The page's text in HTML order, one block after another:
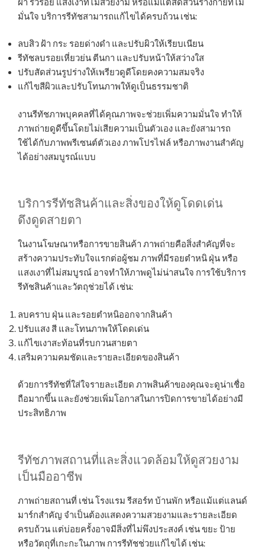
ฝ้า ริ้วรอย แสงเงาที่ไม่สวยงาม หรือแม้แต่สัดส่วนร่างกายที่ไม่
มั่นใจ บริการรีทัชสามารถแก้ไขได้ครบถ้วน เช่น:
ลบสิว ฝ้า กระ รอยด่างดำ และปรับผิวให้เรียบเนียน
รีทัชลบรอยเหี่ยวย่น ตีนกา และปรับหน้าให้สว่างใส
ปรับสัดส่วนรูปร่างให้เพรียวดูดีโดยคงความสมจริง
แก้ไขสีผิวและปรับโทนภาพให้ดูเป็นธรรมชาติ
งานรีทัชภาพบุคคลที่ได้คุณภาพจะช่วยเพิ่มความมั่นใจ ทำให้
ภาพถ่ายดูดีขึ้นโดยไม่เสียความเป็นตัวเอง และยังสามารถ
ใช้ได้กับภาพพรีเซนต์ตัวเอง ภาพโปรไฟล์ หรือภาพงานสำคัญ
ได้อย่างสมบูรณ์แบบ
บริการรีทัชสินค้าและสิ่งของให้ดูโดดเด่น
ดึงดูดสายตา
ในงานโฆษณาหรือการขายสินค้า ภาพถ่ายคือสิ่งสำคัญที่จะ
สร้างความประทับใจแรกต่อผู้ชม ภาพที่มีรอยตำหนิ ฝุ่น หรือ
แสงเงาที่ไม่สมบูรณ์ อาจทำให้ภาพดูไม่น่าสนใจ การใช้บริการ
รีทัชสินค้าและวัตถุช่วยได้ เช่น:
ลบคราบ ฝุ่น และรอยตำหนิออกจากสินค้า
ปรับแสง สี และโทนภาพให้โดดเด่น
แก้ไขเงาสะท้อนที่รบกวนสายตา
เสริมความคมชัดและรายละเอียดของสินค้า
ด้วยการรีทัชที่ใส่ใจรายละเอียด ภาพสินค้าของคุณจะดูน่าเชื่อ
ถือมากขึ้น และยังช่วยเพิ่มโอกาสในการปิดการขายได้อย่างมี
ประสิทธิภาพ
รีทัชภาพสถานที่และสิ่งแวดล้อมให้ดูสวยงาม
เป็นมืออาชีพ
ภาพถ่ายสถานที่ เช่น โรงแรม รีสอร์ท บ้านพัก หรือแม้แต่แลนด์
มาร์กสำคัญ จำเป็นต้องแสดงความสวยงามและรายละเอียด
ครบถ้วน แต่บ่อยครั้งอาจมีสิ่งที่ไม่พึงประสงค์ เช่น ขยะ ป้าย
หรือวัตถุที่เกะกะในภาพ การรีทัชช่วยแก้ไขได้ เช่น: